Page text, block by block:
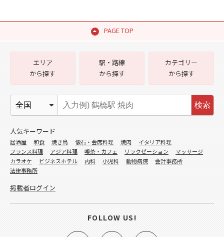
PAGE TOP
エリア
から探す
駅・路線
から探す
カテゴリー
から探す
検索
人気キーワード
居酒屋 和食 焼き鳥 懐石・会席料理 焼肉
イタリア料理
フランス料理
アジア料理 喫茶・カフェ リラクゼーション
マッサージ
カラオケ
ビジネスホテル 内科 小児科 動物病院
会計事務所
法律事務所
掲載者ログイン
FOLLOW US!